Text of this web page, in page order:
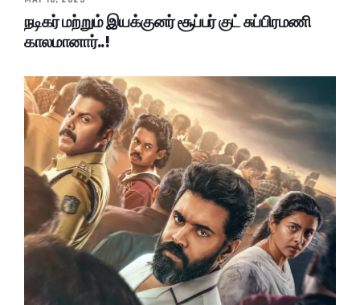
நடிகர் மற்றும் இயக்குனர் சூப்பர் குட் சுப்பிரமணி
காலமானார்..!